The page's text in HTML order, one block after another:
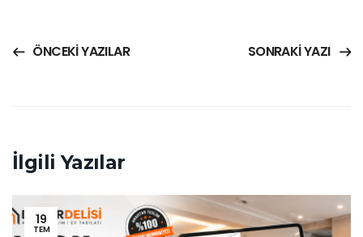
ÖNCEKI YAZILAR SONRAKI YAZI
İlgili Yazılar
19
TEM